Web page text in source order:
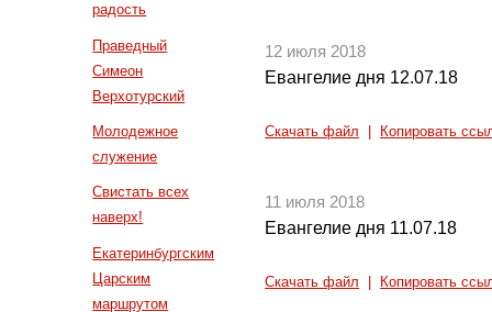
радость
Праведный
Симеон
Верхотурский
Молодежное
служение
Свистать всех
наверх!
Екатеринбургским
Царским
маршрутом
12 июля 2018
Евангелие дня 12.07.18
Скачать файл Копировать
11 июля 2018
Евангелие дня 11.07.18
Скачать файл Копировать